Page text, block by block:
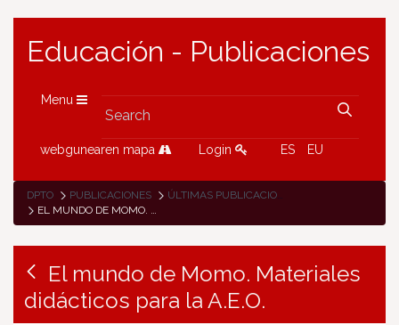
Educación - Publicaciones
Menu
webgunearen mapa Login ES EU
DPTO PUBLICACIONES
ÚLTIMAS PUBLICACIONES
EL MUNDO DE MOMO. MATERIALES DIDÁCTICOS PARA LA A.E.O.
El mundo de Momo. Materiales
didácticos para la A.E.O.